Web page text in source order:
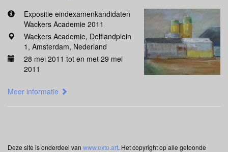
Expositie eindexamenkandidaten
Wackers Academie 2011
Wackers Academie, Delflandplein
1, Amsterdam, Nederland
28 mei 2011 tot en met 29 mei
2011
Meer informatie
Deze site is onderdeel van www.exto.art. Het copyright op alle getoonde